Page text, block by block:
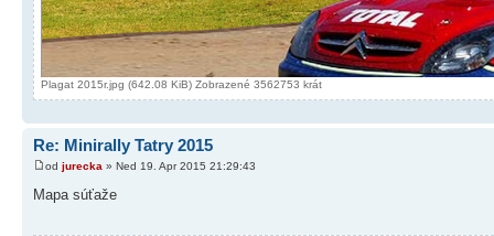
Plagat 2015r.jpg (642.08 KiB) Zobrazené 3562753 krát
Re: Minirally Tatry 2015
od jurecka » Ned 19. Apr 2015 21:29:43
Mapa súťaže